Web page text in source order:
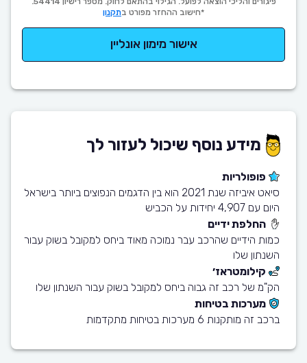
*חישוב ההחזר מפורט בתקנון
אישור מימון אונליין
מידע נוסף שיכול לעזור לך
פופולריות
סיאט איביזה שנת 2021 הוא בין הדגמים הנפוצים ביותר בישראל
היום עם 4,907 יחידות על הכביש
החלפת ידיים
כמות הידיים שהרכב עבר נמוכה מאוד ביחס למקובל בשוק עבור
השנתון שלו
קילומטראז׳
הק"מ של רכב זה גבוה ביחס למקובל בשוק עבור השנתון שלו
מערכות בטיחות
ברכב זה מותקנות 6 מערכות בטיחות מתקדמות